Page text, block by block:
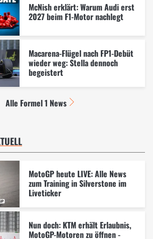
McNish erklärt: Warum Audi erst
2027 beim F1-Motor nachlegt
Macarena-Flügel nach FP1-Debüt
wieder weg: Stella dennoch
begeistert
Alle Formel 1 News
MotoGP heute LIVE: Alle News
zum Training in Silverstone im
Liveticker
Nun doch: KTM erhält Erlaubnis,
MotoGP-Motoren zu öffnen -